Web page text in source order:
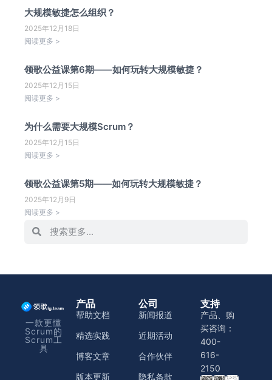
大规模敏捷怎么组织？
2025年12月18日
阅读更多 >
领歌公益课第6期——如何玩转大规模敏捷？
2025年12月15日
阅读更多 >
为什么需要大规模Scrum？
2025年12月15日
阅读更多 >
领歌公益课第5期——如何玩转大规模敏捷？
2025年12月9日
阅读更多 >
一款更懂
Scrum的
Scrum工
具
产品
帮助文档
精选实践
博客文章
版本更新
公司
新闻报道
近期活动
合作伙伴
隐私条款
支持
产品、购
买咨询：
400-
616-
2150